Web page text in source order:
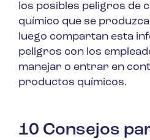
los posibles peligros de
químico que se
luego compartan esta
peligros con los
manejar o entrar en
productos químicos.
10 Consejos